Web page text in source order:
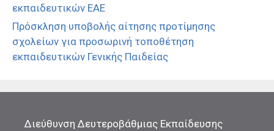
εκπαιδευτικών ΕΑΕ
Πρόσκληση υποβολής αίτησης προτίμησης
σχολείων για προσωρινή τοποθέτηση
εκπαιδευτικών Γενικής Παιδείας
Διεύθυνση Δευτεροβάθμιας Εκπαίδευσης